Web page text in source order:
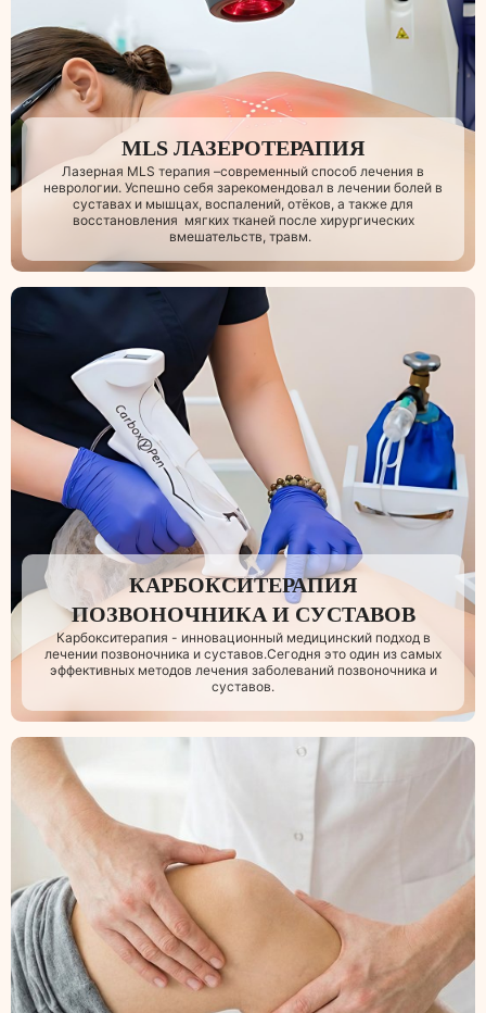
MLS ЛАЗЕРОТЕРАПИЯ
Лазерная MLS терапия –современный способ лечения в
неврологии. Успешно себя зарекомендовал в лечении болей в
суставах и мышцах, воспалений, отёков, а также для
восстановления мягких тканей после хирургических
вмешательств, травм.
КАРБОКСИТЕРАПИЯ
ПОЗВОНОЧНИКА И СУСТАВОВ
Карбокситерапия - инновационный медицинский подход в
лечении позвоночника и суставов.Сегодня это один из самых
эффективных методов лечения заболеваний позвоночника и
суставов.